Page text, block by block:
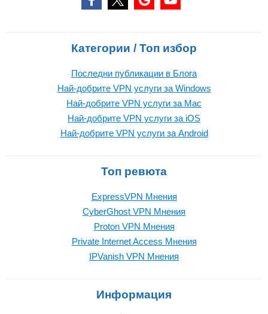
Категории / Топ избор
Последни публикации в Блога
Най-добрите VPN услуги за Windows
Най-добрите VPN услуги за Mac
Най-добрите VPN услуги за iOS
Най-добрите VPN услуги за Android
Топ ревюта
ExpressVPN Mнения
CyberGhost VPN Mнения
Proton VPN Mнения
Private Internet Access Mнения
IPVanish VPN Mнения
Информация